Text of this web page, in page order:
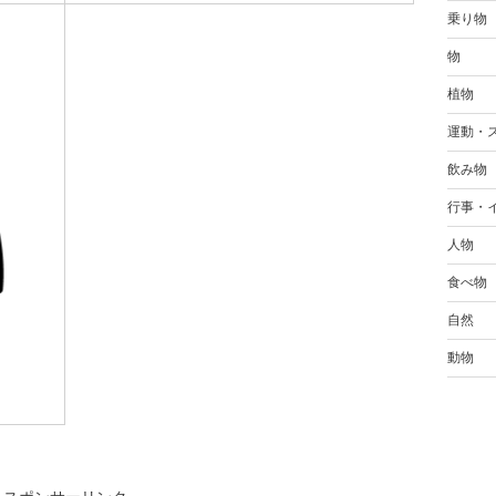
乗り物
物
植物
運動・
飲み物
行事・
人物
食べ物
自然
動物